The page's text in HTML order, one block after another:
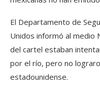
El Departamento de
Unidos informó al medio
del cartel estaban
por el río, pero no
estadounidense.